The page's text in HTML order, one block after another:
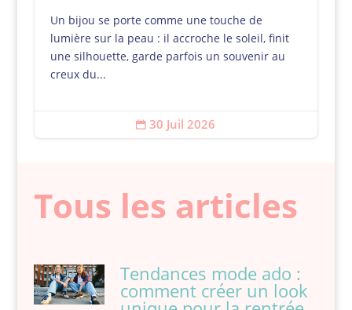
Un bijou se porte comme une touche de
lumière sur la peau : il accroche le soleil, finit
une silhouette, garde parfois un souvenir au
creux du...
 30 Juil 2026
Tous les articles
Tendances mode ado :
comment créer un look